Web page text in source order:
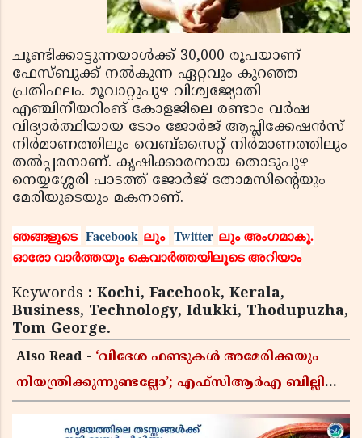
ചൂണ്ടിക്കാട്ടുന്നയാള്‍ക്ക് 30,000 രൂപയാണ്
ഫേസ്ബുക്ക് നല്‍കുന്ന ഏറ്റവും കുറഞ്ഞ
പ്രതിഫലം. മൂവാറ്റുപുഴ വിശ്വജ്യോതി
എഞ്ചിനീയറിംങ് കോളജിലെ രണ്ടാം വര്‍ഷ
വിദ്യാര്‍ത്ഥിയായ ടോം ജോര്‍ജ് ആപ്ലിക്കേഷന്‍സ്
നിര്‍മാണത്തിലും വെബ്‌സൈറ്റ് നിര്‍മാണത്തിലും
തല്‍പ്പരനാണ്. കൃഷിക്കാരനായ തൊടുപുഴ
നെയ്യശ്ശേരി പാടത്ത് ജോര്‍ജ് തോമസിന്റെയും
മേരിയുടെയും മകനാണ്.
ഞങ്ങളുടെ Facebook ലും Twitter ലും അംഗമാകൂ.
ഓരോ വാര്‍ത്തയും കെവാര്‍ത്തയിലൂടെ അറിയാം
Keywords : Kochi, Facebook, Kerala,
Business, Technology, Idukki, Thodupuzha,
Tom George.
Also Read - ‘വിദേശ ഫണ്ടുകൾ അമേരിക്കയും
നിയന്ത്രിക്കുന്നുണ്ടല്ലോ’; എഫ്സിആർഎ ബില്ലിലെ